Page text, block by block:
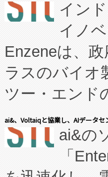
イン
イノ
Enzeneは、
ラスのバイオ
ツー・エンド
表しました。
たNeXは、
ai&、Voltaiqと協業し、AIデータ
ai&の
「